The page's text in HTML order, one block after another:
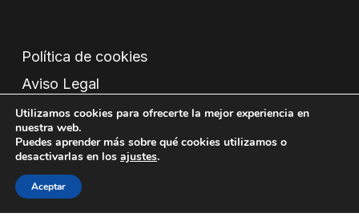
Política de cookies
Aviso Legal
Condiciones
Política de privacidad
Utilizamos cookies para ofrecerte la mejor experiencia en
nuestra web.
Puedes aprender más sobre qué cookies utilizamos o
desactivarlas en los ajustes.
Aceptar